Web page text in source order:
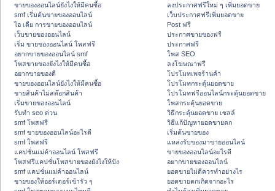
ขายของออนไลน์ยังไงให้มีคนซื้อ
smf เริ่มต้นขายของออนไลน์
ไอ เดีย การขายของออนไลน์
เว็บขายของออนไลน์
เริ่ม ขายของออนไลน์ โพสฟรี
อยากขายของออนไลน์ smf
โพสขายของยังไงให้มีคนซื้อ
อยากขายของดี
ขายของออนไลน์ยังไงให้มีคนซื้อ
ขายสินค้าไม่สต๊อกสินค้า
เริ่มขายของออนไลน์
รับทำ seo ด่วน
smf โพสฟรี
smf ขายของออนไลน์อะไรดี
smf โพสฟรี
แคปชั่นแม่ค้าออนไลน์ โพสฟรี
โพสฟรีแคปชั่นโพสขายของยังไงให้ปัง
smf แคปชั่นแม่ค้าออนไลน์
ขายของให้ออร์เดอร์เข้ารัว ๆ
ลงประกาศฟรีใหม่ ๆ เพิ่มยอดขาย
เว็บประกาศฟรีเพิ่มยอดขาย
Post ฟรี
ประกาศขายของฟรี
ประกาศฟรี
โพส SEO
ลงโฆษณาฟรี
โปรโมทเพจร้านค้า
โปรโมทกระตุ้นยอดขาย
โปรโมทฟรีออนไลน์กระตุ้นยอดขาย
โพสกระตุ้นยอดขาย
วิธีกระตุ้นยอดขาย เซลล์
วิธีแก้ปัญหายอดขายตก
เริ่มต้นขายของ
แหล่งรับของมาขายออนไลน์
ขายของออนไลน์อะไรดี
อยากขายของออนไลน์
ยอดขายไม่ดีควรทำอย่างไร
ยอดขายตกเกิดจากอะไร